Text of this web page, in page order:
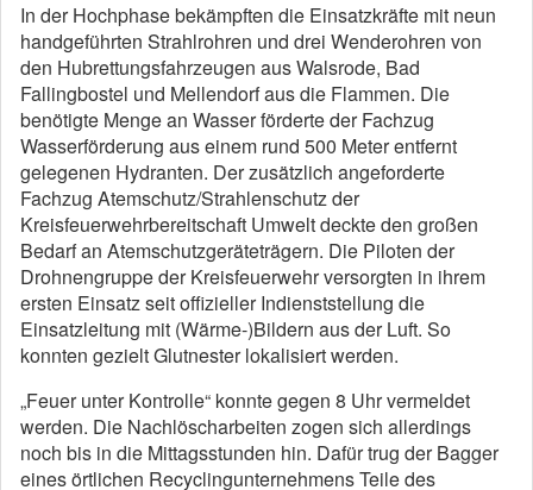
In der Hochphase bekämpften die Einsatzkräfte mit neun
handgeführten Strahlrohren und drei Wenderohren von
den Hubrettungsfahrzeugen aus Walsrode, Bad
Fallingbostel und Mellendorf aus die Flammen. Die
benötigte Menge an Wasser förderte der Fachzug
Wasserförderung aus einem rund 500 Meter entfernt
gelegenen Hydranten. Der zusätzlich angeforderte
Fachzug Atemschutz/Strahlenschutz der
Kreisfeuerwehrbereitschaft Umwelt deckte den großen
Bedarf an Atemschutzgeräteträgern. Die Piloten der
Drohnengruppe der Kreisfeuerwehr versorgten in ihrem
ersten Einsatz seit offizieller Indienststellung die
Einsatzleitung mit (Wärme-)Bildern aus der Luft. So
konnten gezielt Glutnester lokalisiert werden.
„Feuer unter Kontrolle“ konnte gegen 8 Uhr vermeldet
werden. Die Nachlöscharbeiten zogen sich allerdings
noch bis in die Mittagsstunden hin. Dafür trug der Bagger
eines örtlichen Recyclingunternehmens Teile des